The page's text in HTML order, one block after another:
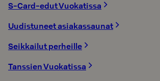
S-Card-edut Vuokatissa
Uudistuneet asiakassaunat
Seikkailut perheille
Tanssien Vuokatissa